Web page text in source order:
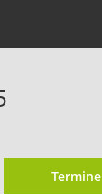
Termine